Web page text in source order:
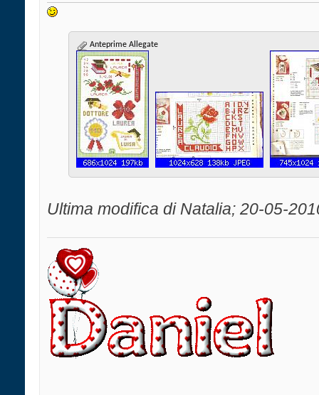
Anteprime Allegate
Ultima modifica di Natalia; 20-05-